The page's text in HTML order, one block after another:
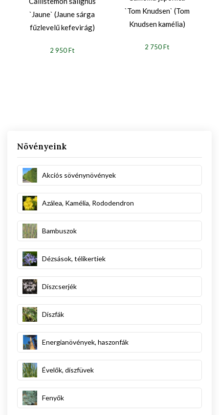
Növényeink
Akciós sövénynövények
Azálea, Kamélia, Rododendron
Bambuszok
Dézsások, télikertiek
Díszcserjék
Díszfák
Energianövények, haszonfák
Évelők, díszfüvek
Fenyők
`Jaune` (Jaune sárga
fűzlevelű kefevirág)
2 950 Ft
`Tom Knudsen` (Tom
Knudsen kamélia)
2 750 Ft